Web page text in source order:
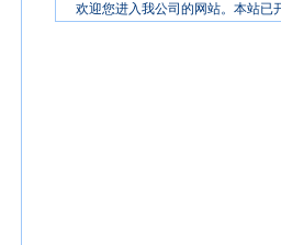
欢迎您进入我公司的网站。本站已